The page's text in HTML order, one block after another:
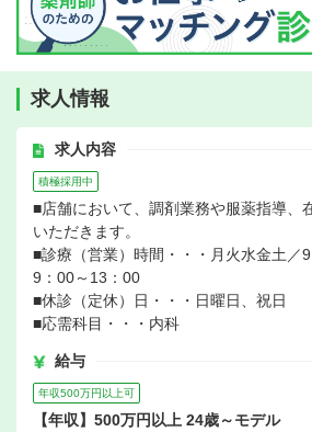
求人情報
求人内容
積極採用中
■店舗において、調剤業務や服薬指導、
いただきます。
■診療（営業）時間・・・月火水金土／
9：00～13：00
■休診（定休）日・・・日曜日、祝日
■応需科目・・・内科
給与
年収500万円以上可
【年収】500万円以上 24歳～モデル